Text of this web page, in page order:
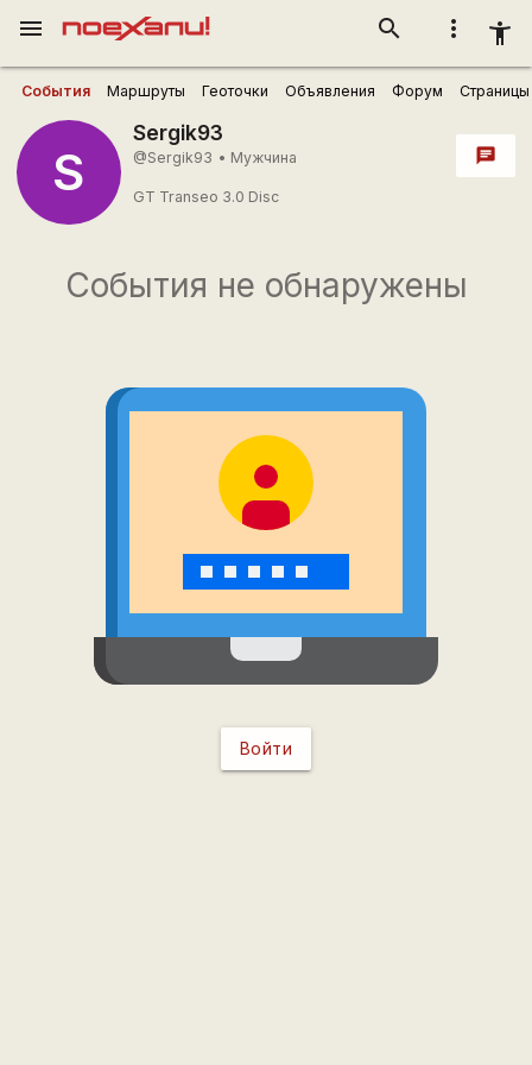
more_vert accessibility_new
search
menu
События Маршруты Геоточки Объявления Форум Страницы
S
Sergik93
@Sergik93 • Мужчина
GT Transeo 3.0 Disc
chat
События не обнаружены
Войти